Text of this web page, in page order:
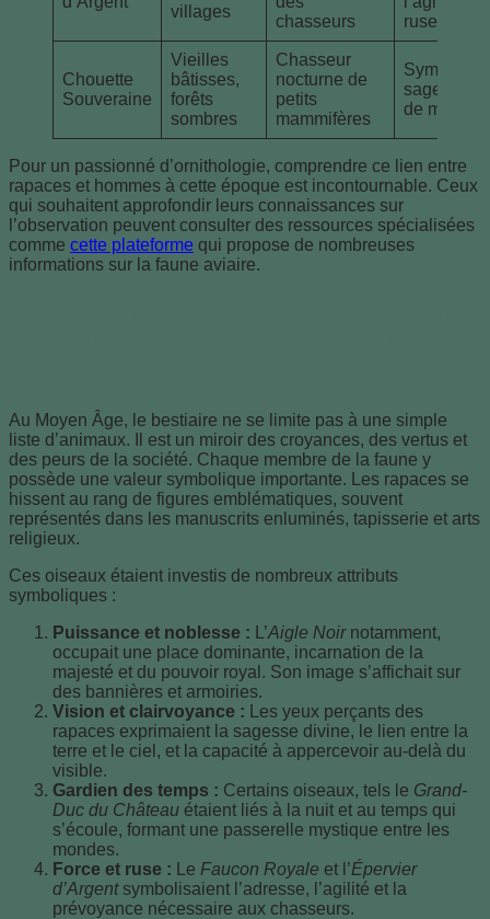
villages
chasseurs
ruse
Chouette
Souveraine
Vieilles
bâtisses,
forêts
sombres
Chasseur
nocturne de
petits
mammifères
Symbole
sagesse et
de mystère
Pour un passionné d’ornithologie, comprendre ce lien entre
rapaces et hommes à cette époque est incontournable. Ceux
qui souhaitent approfondir leurs connaissances sur
l’observation peuvent consulter des ressources spécialisées
comme cette plateforme qui propose de nombreuses
informations sur la faune aviaire.
Au Moyen Âge, le bestiaire ne se limite pas à une simple
liste d’animaux. Il est un miroir des croyances, des vertus et
des peurs de la société. Chaque membre de la faune y
possède une valeur symbolique importante. Les rapaces se
hissent au rang de figures emblématiques, souvent
représentés dans les manuscrits enluminés, tapisserie et arts
religieux.
Ces oiseaux étaient investis de nombreux attributs
symboliques :
Puissance et noblesse : L’Aigle Noirnotamment,
occupait une place dominante, incarnation de la
majesté et du pouvoir royal. Son image s’affichait sur
des bannières et armoiries.
Vision et clairvoyance : Les yeux perçants des
rapaces exprimaient la sagesse divine, le lien entre la
terre et le ciel, et la capacité à appercevoir au-delà du
visible.
Gardien des temps : Certains oiseaux, tels le Grand-
Duc du Château étaient liés à la nuit et au temps qui
s’écoule, formant une passerelle mystique entre les
mondes.
Force et ruse : Le Faucon Royale et l’Épervier
d’Argentsymbolisaient l’adresse, l’agilité et la
prévoyance nécessaire aux chasseurs.